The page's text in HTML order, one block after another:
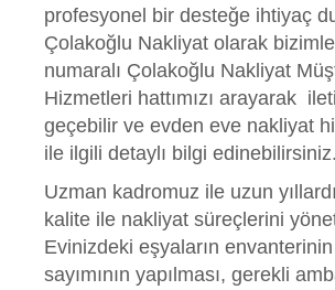
profesyonel bir desteğe ihtiyaç
Çolakoğlu Nakliyat olarak
numaralı Çolakoğlu Nakliyat
Hizmetleri hattımızı arayarak
geçebilir ve evden eve nakliyat
ile ilgili detaylı bilgi edinebilirsiniz.
Uzman kadromuz ile uzun
kalite ile nakliyat süreçlerini
Evinizdeki eşyaların envanterinin
sayımının yapılması, gerekli